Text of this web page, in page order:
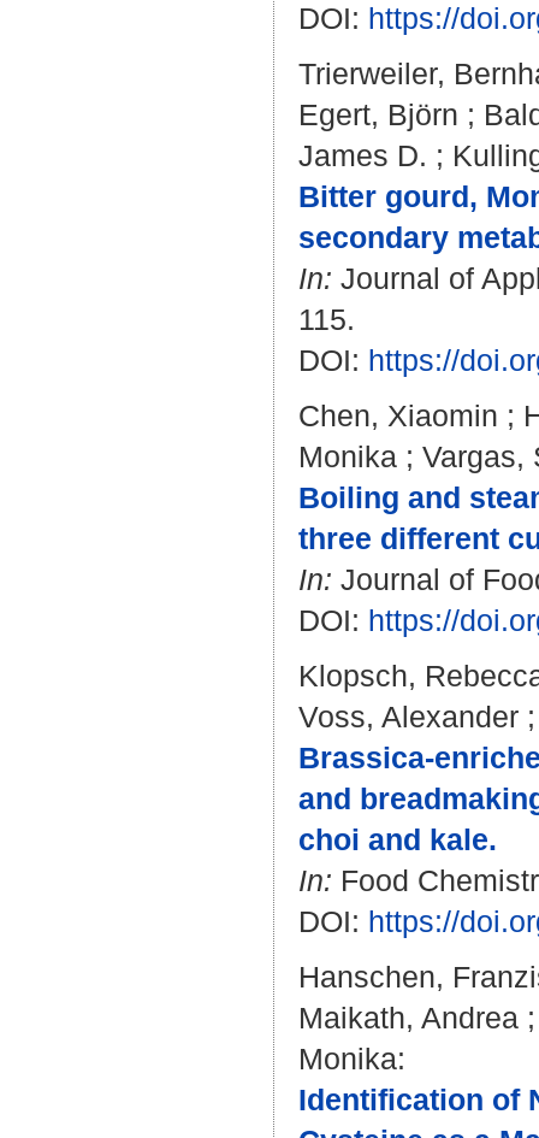
DOI: https://
Trierweiler,
Egert, Björn ;
James D. ;
Bitter gourd,
secondary
In: Journal of
115.
DOI: https://
Chen, Xiaomin ;
Monika ; Vargas,
Boiling and
three different
In: Journal of
DOI: https://
Klopsch,
Voss, Alexander
Brassica-
and
choi and kale.
In: Food
DOI: https://
Hanschen,
Maikath, Andrea
Monika:
Identification of